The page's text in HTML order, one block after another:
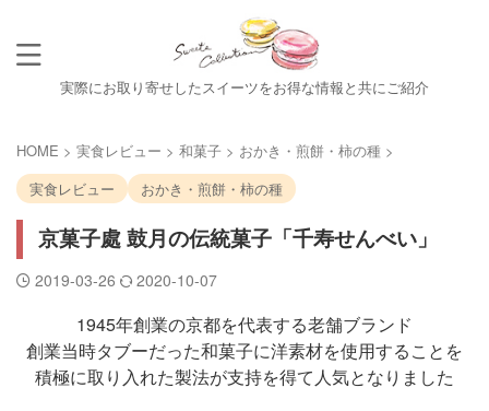
実際にお取り寄せしたスイーツをお得な情報と共にご紹介
HOME > 実食レビュー > 和菓子 > おかき・煎餅・柿の種 >
実食レビュー
おかき・煎餅・柿の種
京菓子處 鼓月の伝統菓子「千寿せんべい」
2019-03-26 2020-10-07
1945年創業の京都を代表する老舗ブランド
創業当時タブーだった和菓子に洋素材を使用することを
積極に取り入れた製法が支持を得て人気となりました